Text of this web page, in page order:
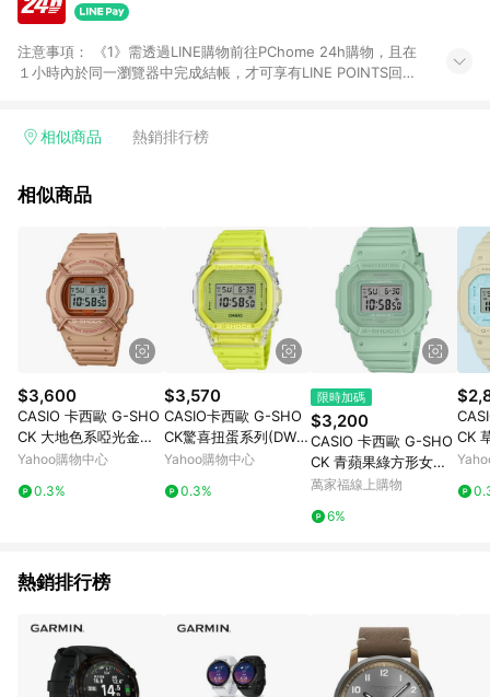
注意事項： 《1》需透過LINE購物前往PChome 24h購物，且在
１小時內於同一瀏覽器中完成結帳，才可享有LINE POINTS回饋
在點數回饋範圍內。 《3》如取消訂單、退貨、購物中登出
品、票券、訂閱方案、PChome儲值商品、企業專區/企業採購、
值點數、點數/禮物卡 [2025/2/16起適用] - 票券全品項
[2026/6/2起適用] 《5》回饋點數的計算將會排除【訂單活動折
扣 (含折價券折扣)】、【P幣扣抵】、【現金積點扣抵】及【訂單
運費】等金額。 《6》符合LINE POINTS回饋資格之訂單將於商
家訂單頁面標示「LINE回饋」，若無此標示則 不符合回饋LINE
POINTS點數資格亦不得使用點數紅包 。 《7》LINE購物設有
「單一商品最高回饋點數」機制 (特殊活動時開放「回饋無上
限」)，以同一訂單中同一商品不論件數計算，並依訂單成立時間
當下LINE購物所設定的回饋機制為準。 《8》LINE購物為購物資
訊整合性平台，商品資料更新會有時間差，如顯示之商品規格、
顏色、價位、贈品與PChome 24h購物銷售網頁不符，以銷售網
頁標示為準！
相似商品 熱銷排行榜
相似商品
$3,600
CASIO 卡西歐 G-SHO
CK 大地色系啞光金屬
電子錶 DW-5700PT-5
Yahoo購物中心
0.3%
$3,570
CASIO卡西歐 G-SHO
CK驚喜扭蛋系列(DW-5
600GL-9)
Yahoo購物中心
0.3%
限時加碼
$3,200
CASIO 卡西歐 G-SHO
CK 青蘋果綠方形女錶
GMD-S5600BA-3
萬家福線上購物
6%
CK
七夕
C-9
熱銷排行榜